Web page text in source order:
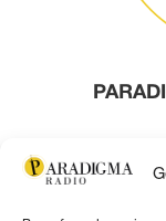
Este obra está